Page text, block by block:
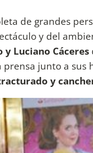
de grandes
y del
y Luciano Cáceres
junto a sus
y